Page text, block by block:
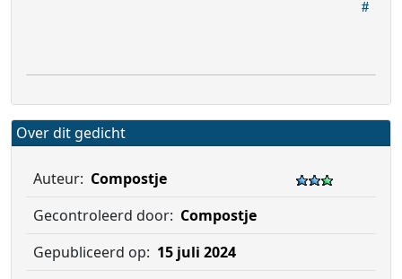
Over dit gedicht
Auteur: Compostje
Gecontroleerd door: Compostje
Gepubliceerd op: 15 juli 2024